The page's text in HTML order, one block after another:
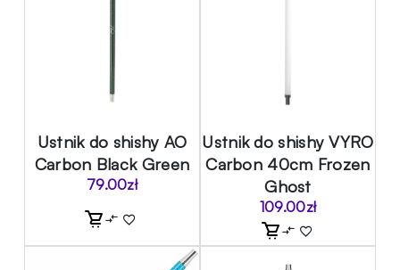
Ustnik do shishy AO
Carbon Black Green
79.00zł
Ustnik do shishy VYRO
Carbon 40cm Frozen
Ghost
109.00zł